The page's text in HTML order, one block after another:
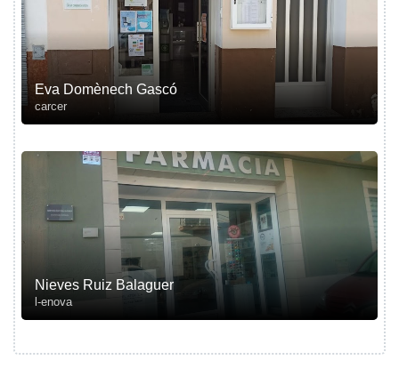
Eva Domènech Gascó
carcer
Nieves Ruiz Balaguer
l-enova